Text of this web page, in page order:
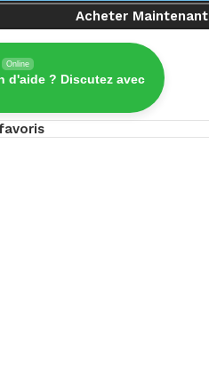
Acheter Maintenant
Online
d'aide ? Discutez avec